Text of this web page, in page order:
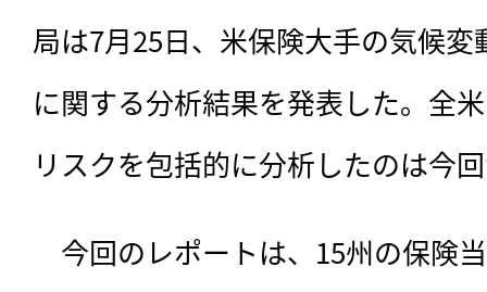
局は7月25日、米保険大手の気候
に関する分析結果を発表した。全
リスクを包括的に分析したのは今
今回のレポートは、 15州の保険